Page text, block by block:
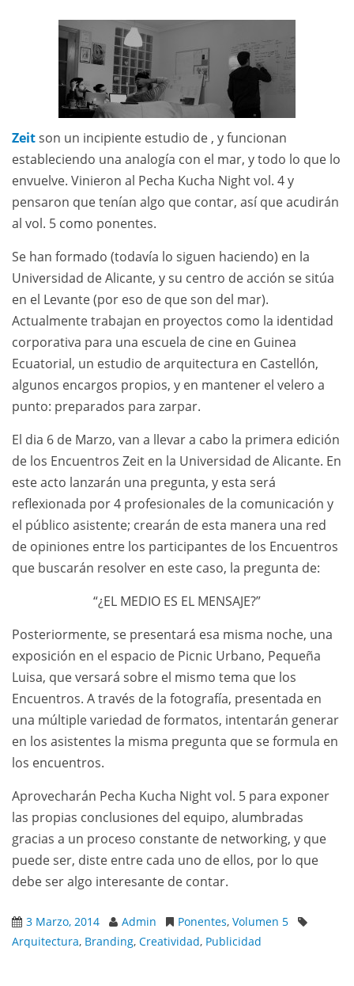
Zeitson un incipiente estudio de , y funcionan
estableciendo una analogía con el mar, y todo lo que lo
envuelve. Vinieron al Pecha Kucha Night vol. 4 y
pensaron que tenían algo que contar, así que acudirán
al vol. 5 como ponentes.
Se han formado (todavía lo siguen haciendo) en la
Universidad de Alicante, y su centro de acción se sitúa
en el Levante (por eso de que son del mar).
Actualmente trabajan en proyectos como la identidad
corporativa para una escuela de cine en Guinea
Ecuatorial, un estudio de arquitectura en Castellón,
algunos encargos propios, y en mantener el velero a
punto: preparados para zarpar.
El dia 6 de Marzo, van a llevar a cabo la primera edición
de los Encuentros Zeit en la Universidad de Alicante. En
este acto lanzarán una pregunta, y esta será
reflexionada por 4 profesionales de la comunicación y
el público asistente; crearán de esta manera una red
de opiniones entre los participantes de los Encuentros
que buscarán resolver en este caso, la pregunta de:
“¿EL MEDIO ES EL MENSAJE?”
Posteriormente, se presentará esa misma noche, una
exposición en el espacio de Picnic Urbano, Pequeña
Luisa, que versará sobre el mismo tema que los
Encuentros. A través de la fotografía, presentada en
una múltiple variedad de formatos, intentarán generar
en los asistentes la misma pregunta que se formula en
los encuentros.
Aprovecharán Pecha Kucha Night vol. 5 para exponer
las propias conclusiones del equipo, alumbradas
gracias a un proceso constante de networking, y que
puede ser, diste entre cada uno de ellos, por lo que
debe ser algo interesante de contar.
3 Marzo, 2014 Admin Ponentes, Volumen 5
Arquitectura, Branding, Creatividad, Publicidad